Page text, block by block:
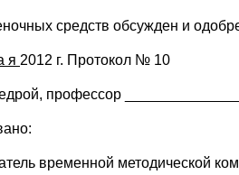
средств обсужден и
я 2012 г. Протокол № 10
профессор
временной методической